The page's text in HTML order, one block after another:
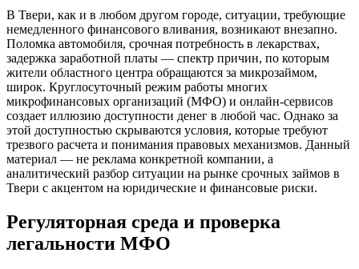
В Твери, как и в любом другом городе, ситуации, требующие
немедленного финансового вливания, возникают внезапно.
Поломка автомобиля, срочная потребность в лекарствах,
задержка заработной платы — спектр причин, по которым
жители областного центра обращаются за микрозаймом,
широк. Круглосуточный режим работы многих
микрофинансовых организаций (МФО) и онлайн-сервисов
создает иллюзию доступности денег в любой час. Однако за
этой доступностью скрываются условия, которые требуют
трезвого расчета и понимания правовых механизмов. Данный
материал — не реклама конкретной компании, а
аналитический разбор ситуации на рынке срочных займов в
Твери с акцентом на юридические и финансовые риски.
Регуляторная среда и проверка
легальности МФО